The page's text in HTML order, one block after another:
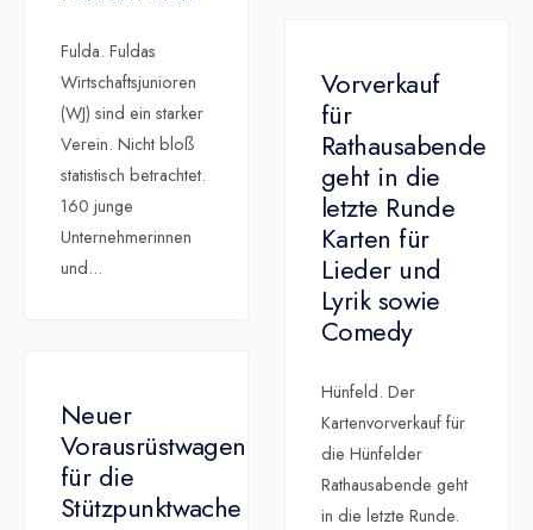
Fulda. Fuldas
Wirtschaftsjunioren
(WJ) sind ein starker
Verein. Nicht bloß
statistisch betrachtet.
160 junge
Unternehmerinnen
und...
Vorverkauf
für
Rathausabende
geht in die
letzte Runde
Karten für
Lieder und
Lyrik sowie
Comedy
Hünfeld. Der
Kartenvorverkauf für
die Hünfelder
Rathausabende geht
in die letzte Runde.
Neuer
Vorausrüstwagen
für die
Stützpunktwache